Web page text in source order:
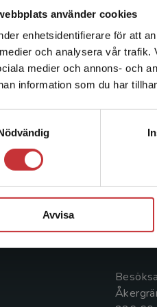
använder cookies
enhetsidentifierare för att
och analysera vår trafik.
medier och annons- och
information som du har
Avvisa
Det
enhet
Sverige.
idag Sveriges
kurslitteratur,
046-
Box
221 00